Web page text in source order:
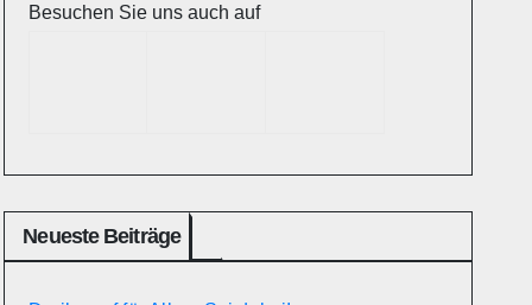
Besuchen Sie uns auch auf
Neueste Beiträge